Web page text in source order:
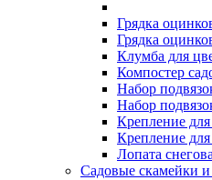
Грядка
Грядка
Клумба для
Компостер
Набор
Набор
Крепление
Крепление
Лопата
Садовые скамейки